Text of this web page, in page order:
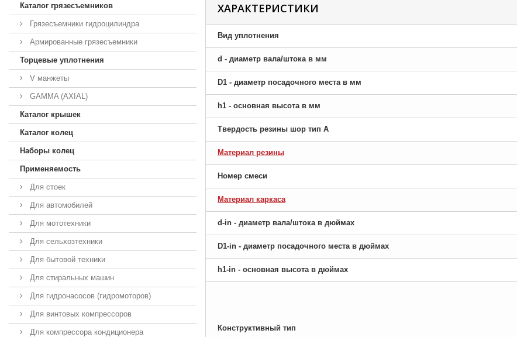
Каталог грязесъемников
Грязесъемники гидроцилиндра
Армированные грязесъемники
Торцевые уплотнения
V манжеты
GAMMA (AXIAL)
Каталог крышек
Каталог колец
Наборы колец
Применяемость
Для стоек
Для автомобилей
Для мототехники
Для сельхозтехники
Для бытовой техники
Для стиральных машин
Для гидронасосов (гидромоторов)
Для винтовых компрессоров
Для компрессора кондиционера
ХАРАКТЕРИСТИКИ
Вид уплотнения
d - диаметр вала/штока в мм
D1 - диаметр посадочного места в мм
h1 - основная высота в мм
Твердость резины шор тип A
Материал резины
Номер смеси
Материал каркаса
d-in - диаметр вала/штока в дюймах
D1-in - диаметр посадочного места в дюймах
h1-in - основная высота в дюймах
Конструктивный тип